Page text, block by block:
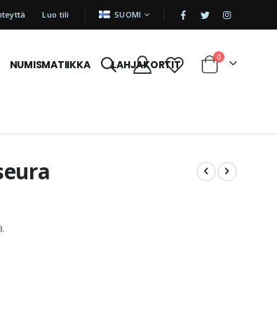
Luo tili KIELI SUOMI |
NUMISMATIIKKA LAHJAKORTIT Cart
0tuotetta